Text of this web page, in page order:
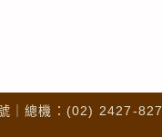
｜總機：(02) 2427-